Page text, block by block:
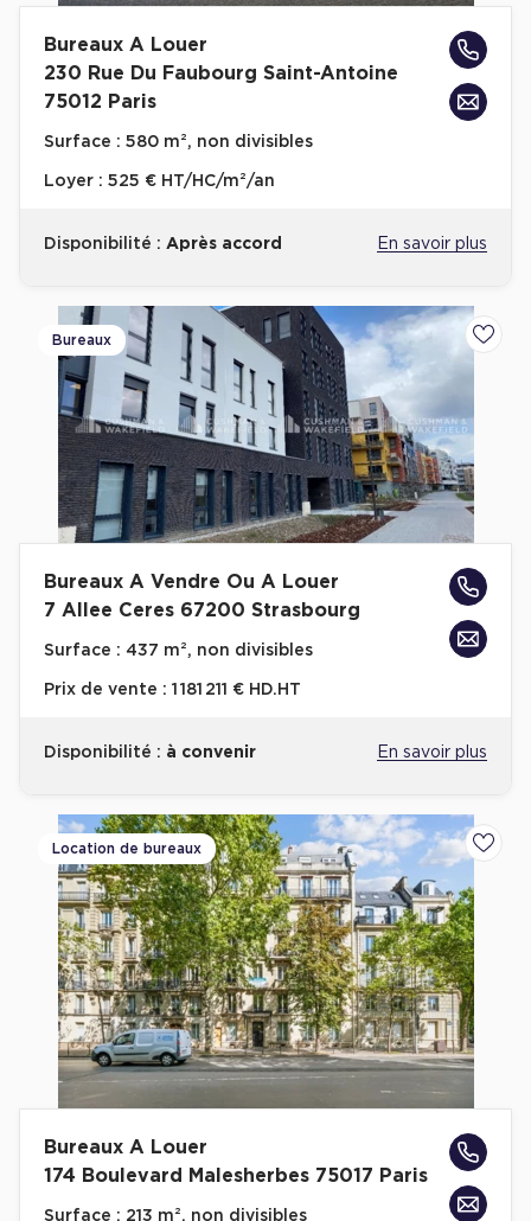
Bureaux A Louer
230 Rue Du Faubourg Saint-Antoine
75012 Paris
Surface : 580 m², non divisibles
Loyer : 525 € HT/HC/m²/an
Disponibilité : Après accord En savoir plus
Bureaux
Bureaux A Vendre Ou A Louer
7 Allee Ceres 67200 Strasbourg
Surface : 437 m², non divisibles
Prix de vente : 1 181 211 € HD.HT
Disponibilité : à convenir En savoir plus
Location de bureaux
Bureaux A Louer
174 Boulevard Malesherbes 75017 Paris
Surface : 213 m², non divisibles